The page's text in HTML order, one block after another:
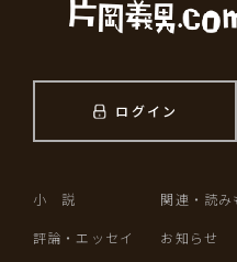
ログイン
小 説
評論・エッセイ
関連・読み
お知らせ